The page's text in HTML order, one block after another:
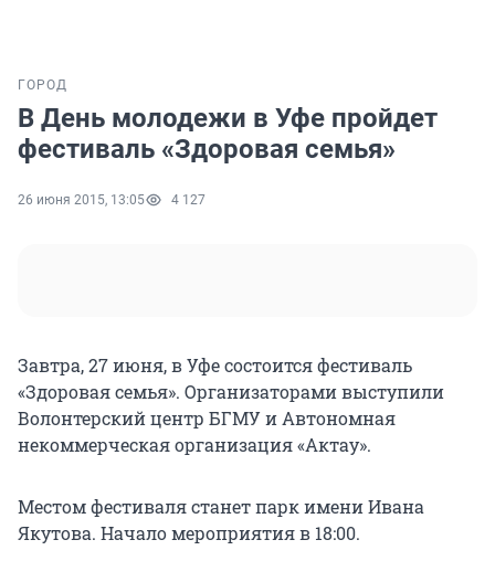
ГОРОД
В День молодежи в Уфе пройдет
фестиваль «Здоровая семья»
26 июня 2015, 13:05 4 127
Завтра, 27 июня, в Уфе состоится фестиваль
«Здоровая семья». Организаторами выступили
Волонтерский центр БГМУ и Автономная
некоммерческая организация «Актау».
Местом фестиваля станет парк имени Ивана
Якутова. Начало мероприятия в 18:00.